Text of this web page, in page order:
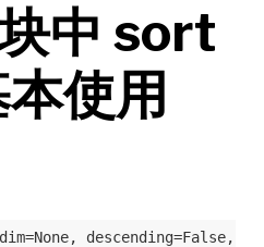
中 sort
使用
descending=False,